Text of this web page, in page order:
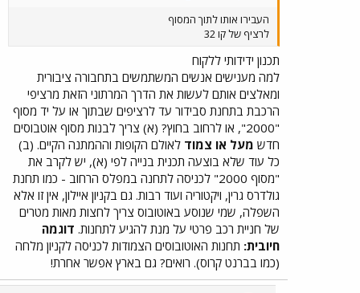
העבירו אותו לתוך המסוף
לרציף של קו 32
תכנון ידידותי ללקוח
למה מענישים אנשים המשתמשים בתחבורה ציבורית
ומאלצים אותם לעשות את הדרך המרתוני הזאת מרציפי
הרכבת בתחנת סבידור עד לרציפים שבתוך או על יד מסוף
"2000", או לרחוב בחוץ? (א) צריך לבנות מסוף אוטבוסים
חדש מעל או צמוד לאולם הקופות וההמתנה הקיים. (ב)
כל עוד שלא בוצעה תכנית בנייה לפי (א), יש לקרב את
"מסוף 2000" לכניסה לתחנה במפלס הרחוב - כמו תחנת
גולדרס גרין, ויקטוריה ועוד רבות. גם בקניון איילון, אין זו אלא
השפלה, שמי שנוסע באוטובוס צריך לחצות מאות מטרים
של חניית רכב פרטי על מנת להגיע לתחנות. דוגמה
חיובית: תחנות האוטובוסים הצמודות לכניסה לקניון מלחה
(כמו בברנט קרוס). רואים? גם בארץ אפשר אחרת!